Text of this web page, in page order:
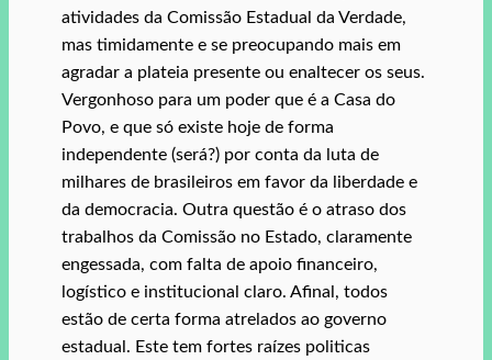
atividades da Comissão Estadual da Verdade,
mas timidamente e se preocupando mais em
agradar a plateia presente ou enaltecer os seus.
Vergonhoso para um poder que é a Casa do
Povo, e que só existe hoje de forma
independente (será?) por conta da luta de
milhares de brasileiros em favor da liberdade e
da democracia. Outra questão é o atraso dos
trabalhos da Comissão no Estado, claramente
engessada, com falta de apoio financeiro,
logístico e institucional claro. Afinal, todos
estão de certa forma atrelados ao governo
estadual. Este tem fortes raízes politicas